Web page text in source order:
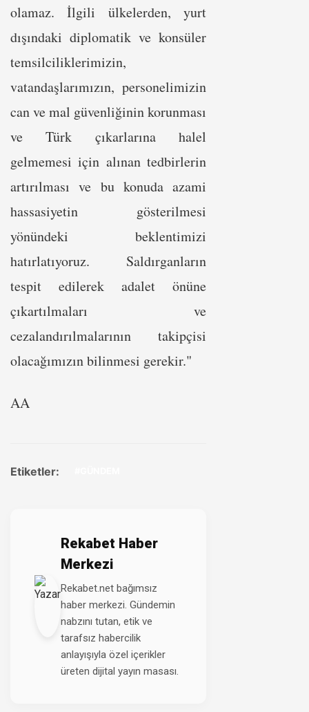
olamaz. İlgili ülkelerden, yurt
dışındaki diplomatik ve konsüler
temsilciliklerimizin,
vatandaşlarımızın, personelimizin
can ve mal güvenliğinin korunması
ve Türk çıkarlarına halel
gelmemesi için alınan tedbirlerin
artırılması ve bu konuda azami
hassasiyetin gösterilmesi
yönündeki beklentimizi
hatırlatıyoruz. Saldırganların
tespit edilerek adalet önüne
çıkartılmaları ve
cezalandırılmalarının takipçisi
olacağımızın bilinmesi gerekir."
AA
Etiketler:
Rekabet Haber
Merkezi
Rekabet.net bağımsız
haber merkezi. Gündemin
nabzını tutan, etik ve
tarafsız habercilik
anlayışıyla özel içerikler
üreten dijital yayın masası.